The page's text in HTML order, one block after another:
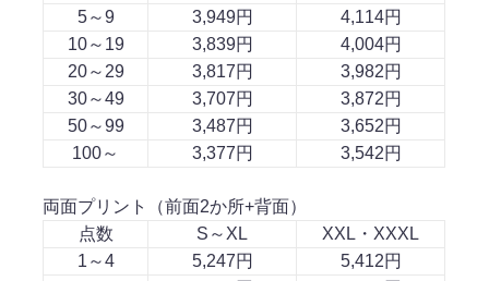
5～9
3,949円
4,114円
10～19
3,839円
4,004円
20～29
3,817円
3,982円
30～49
3,707円
3,872円
50～99
3,487円
3,652円
100～
3,377円 3,542円
両面プリント（前面2か所+背面）
点数
S～XL
XXL・XXXL
1～4
5,247円
5,412円